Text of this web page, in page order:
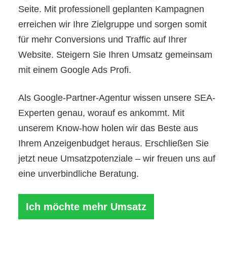
Seite. Mit professionell geplanten Kampagnen
erreichen wir Ihre Zielgruppe und sorgen somit
für mehr Conversions und Traffic auf Ihrer
Website. Steigern Sie Ihren Umsatz gemeinsam
mit einem Google Ads Profi.
Als Google-Partner-Agentur wissen unsere SEA-
Experten genau, worauf es ankommt. Mit
unserem Know-how holen wir das Beste aus
Ihrem Anzeigenbudget heraus. Erschließen Sie
jetzt neue Umsatzpotenziale – wir freuen uns auf
eine unverbindliche Beratung.
Ich möchte mehr Umsatz